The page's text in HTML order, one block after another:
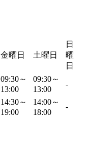
金曜日 土曜日
日
曜
日
09:30～
13:00
09:30～
13:00
-
14:30～
19:00
14:00～
18:00
-